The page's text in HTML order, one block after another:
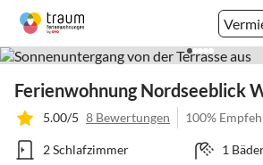
Ferienwohnung Nordseeblick
5.00/5 8 Bewertungen 100%
2 Schlafzimmer
1